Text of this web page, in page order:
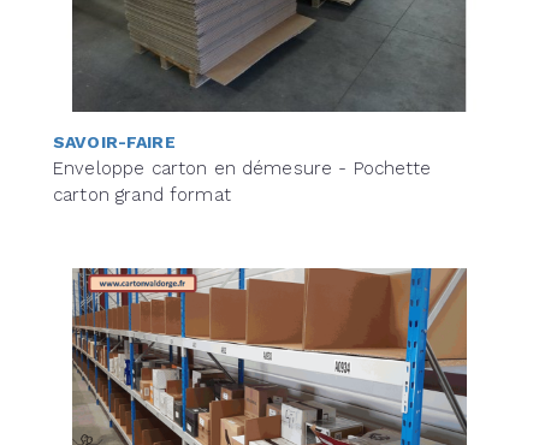
SAVOIR-FAIRE
Enveloppe carton en démesure - Pochette
carton grand format